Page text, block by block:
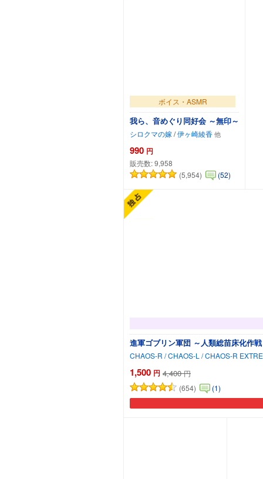
ボイス・ASMR
我ら、音めぐり同好会 ～無印～
シロクマの嫁 /伊ヶ崎綾香
990 円
販売数:9,958
(5,954)
(52)
カートに追加
進軍ゴブリン軍団 ～人類総苗床化作
1,500 円 4,400 円
(654)
(1)